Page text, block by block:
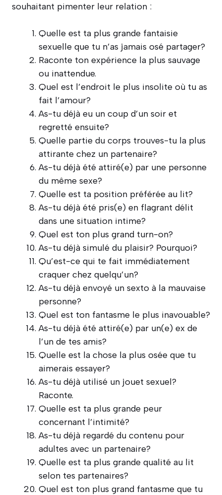
souhaitant pimenter leur relation :
Quelle est ta plus grande fantaisie
sexuelle que tu n’as jamais osé partager?
Raconte ton expérience la plus sauvage
ou inattendue.
Quel est l’endroit le plus insolite où tu as
fait l’amour?
As-tu déjà eu un coup d’un soir et
regretté ensuite?
Quelle partie du corps trouves-tu la plus
attirante chez un partenaire?
As-tu déjà été attiré(e) par une personne
du même sexe?
Quelle est ta position préférée au lit?
As-tu déjà été pris(e) en flagrant délit
dans une situation intime?
Quel est ton plus grand turn-on?
As-tu déjà simulé du plaisir? Pourquoi?
Qu’est-ce qui te fait immédiatement
craquer chez quelqu’un?
As-tu déjà envoyé un sexto à la mauvaise
personne?
Quel est ton fantasme le plus inavouable?
As-tu déjà été attiré(e) par un(e) ex de
l’un de tes amis?
Quelle est la chose la plus osée que tu
aimerais essayer?
As-tu déjà utilisé un jouet sexuel?
Raconte.
Quelle est ta plus grande peur
concernant l’intimité?
As-tu déjà regardé du contenu pour
adultes avec un partenaire?
Quelle est ta plus grande qualité au lit
selon tes partenaires?
Quel est ton plus grand fantasme que tu